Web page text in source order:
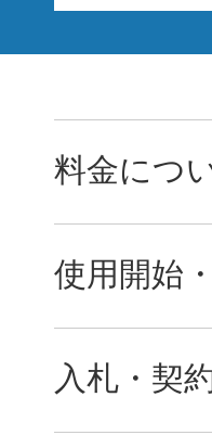
料金につ
使用開始
入札・契